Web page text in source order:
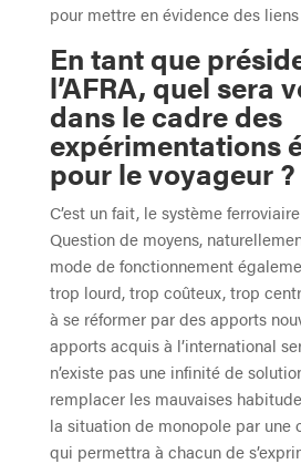
pour mettre en évidence des
En tant que
l’AFRA, quel sera
dans le cadre des
expérimentations
pour le voyageur ?
C’est un fait, le système
Question de moyens,
mode de fonctionnement
trop lourd, trop coûteux, trop
à se réformer par des apports
apports acquis à l’international
n’existe pas une infinité de
remplacer les mauvaises
la situation de monopole par une
qui permettra à chacun de